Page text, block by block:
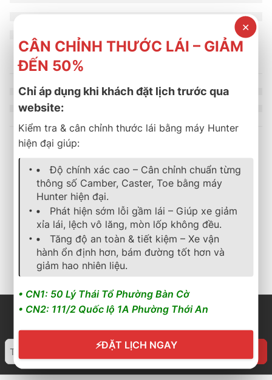
Sản phẩm tương tự
SOLD OUT
lốp xe bridgestone potenza
Lốp Xe Bridgestone 205/45R17 Potenza EA03
2.862.000₫
Cần nhận báo giá mới
nhất? Nhấn vào đây để
trao đổi ngay
lốp xe bridgestone,dualer
Lốp Bridgestone 255/
3.834.000₫
Cần nhận báo giá mới
✕
CÂN CHỈNH THƯỚC LÁI – GIẢM
ĐẾN 50%
Chỉ áp dụng khi khách đặt lịch trước qua
website:
Kiểm tra & cân chỉnh thước lái bằng máy Hunter
hiện đại giúp:
Độ chính xác cao – Cân chỉnh chuẩn từng
thông số Camber, Caster, Toe bằng máy
Hunter hiện đại.
Phát hiện sớm lỗi gầm lái – Giúp xe giảm
xỉa lái, lệch vô lăng, mòn lốp không đều.
Tăng độ an toàn & tiết kiệm – Xe vận
hành ổn định hơn, bám đường tốt hơn và
giảm hao nhiên liệu.
• CN1: 50 Lý Thái Tổ Phường Bàn Cờ
• CN2: 111/2 Quốc lộ 1A Phường Thới An
⚡ĐẶT LỊCH NGAY